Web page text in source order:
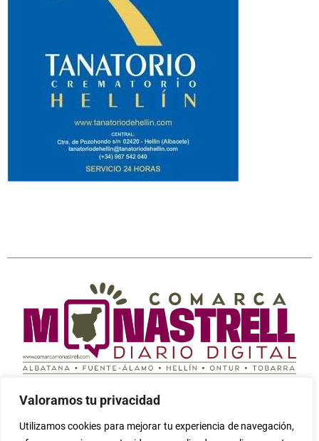
Valoramos tu privacidad
Utilizamos cookies para mejorar tu experiencia de navegación,
sobre todo lo que ocurre en la Comarca Campos de
Hellín (Albatana, Fuente-Álamo, Hellín, Ontur y Tobarra)
¿Cómo calificarías tu experiencia?
Seleccione